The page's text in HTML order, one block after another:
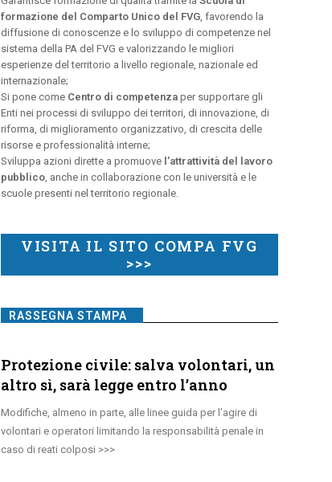
formazione del Comparto Unico del FVG, favorendo la
diffusione di conoscenze e lo sviluppo di competenze nel
sistema della PA del FVG e valorizzando le migliori
esperienze del territorio a livello regionale, nazionale ed
internazionale;
Si pone come Centro di competenzaper supportare gli
Enti nei processi di sviluppo dei territori, di innovazione, di
riforma, di miglioramento organizzativo, di crescita delle
risorse e professionalità interne;
Sviluppa azioni dirette a promuove l’attrattività del lavoro
pubblico, anche in collaborazione con le università e le
scuole presenti nel territorio regionale.
VISITA IL SITO COMPA FVG
>>>
RASSEGNA STAMPA
Protezione civile: salva volontari, un
altro sì, sarà legge entro l’anno
Modifiche, almeno in parte, alle linee guida per l’agire di
volontari e operatori limitando la responsabilità penale in
caso di reati colposi